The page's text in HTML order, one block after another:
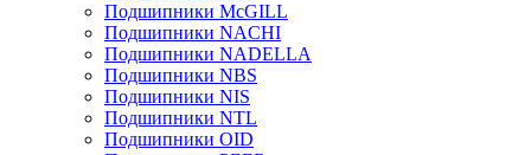
Подшипники McGILL
Подшипники NACHI
Подшипники NADELLA
Подшипники NBS
Подшипники NIS
Подшипники NTL
Подшипники OID